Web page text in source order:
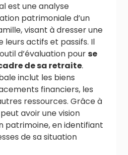
est une analyse
patrimoniale d’un
visant à dresser une
leurs actifs et passifs. Il
d’évaluation pour se
de sa retraite.
inclut les biens
financiers, les
ressources. Grâce à
avoir une vision
patrimoine, en identifiant
de sa situation